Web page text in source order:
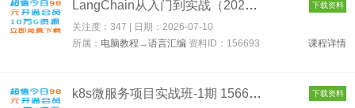
LangChain从入门到实战（2026版） 156693 下载资料
关注度：347 | 日期：2026-07-10
所属： 电脑教程 →语言汇编 资料ID：156693 课程详情
k8s微服务项目实战班-1期 156699 下载资料